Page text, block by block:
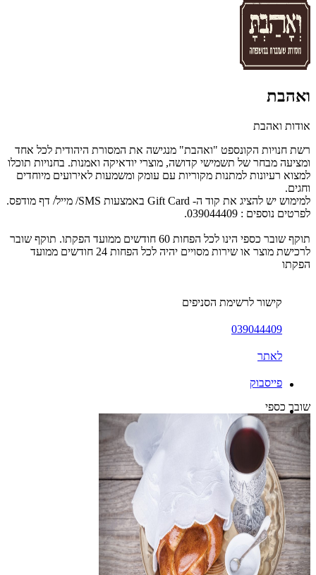
ואהבת
אודות ואהבת
רשת חנויות הקונספט "ואהבת" מנגישה את המסורת היהודית לכל אחד
ומציעה מבחר של תשמישי קדושה, מוצרי יודאיקה ואמנות. בחנויות תוכלו
למצוא רעיונות למתנות מקוריות עם עומק ומשמעות לאירועים מיוחדים
וחגים.
למימוש יש להציג את קוד ה- Gift Card באמצעות SMS/ מייל/ דף מודפס.
לפרטים נוספים : 039044409.
תוקף שובר כספי הינו לכל הפחות 60 חודשים ממועד הפקתו. תוקף שובר
לרכישת מוצר או שירות מסויים יהיה לכל הפחות 24 חודשים ממועד
הפקתו
קישור לרשימת הסניפים
039044409
לאתר
פייסבוק
שובר כספי